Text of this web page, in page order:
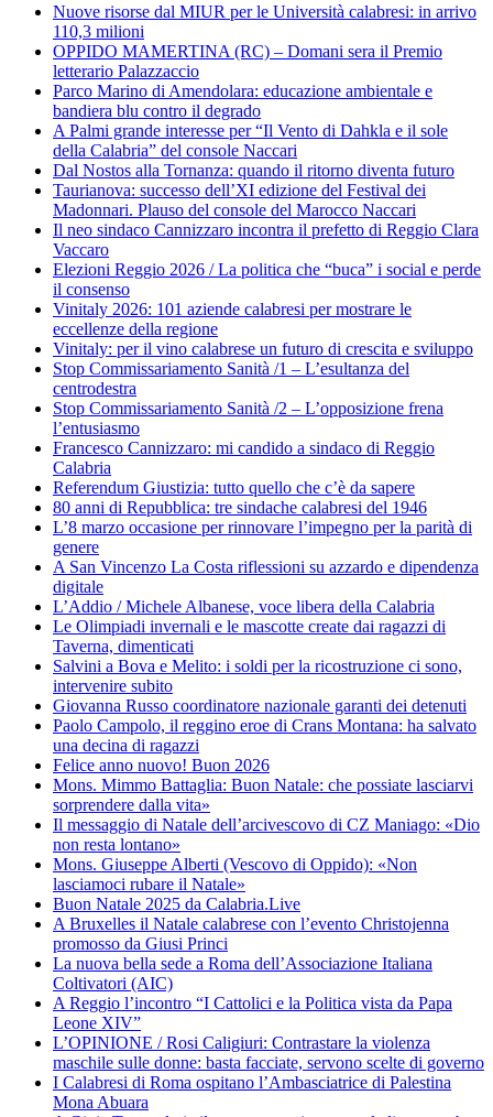
Nuove risorse dal MIUR per le Università calabresi: in arrivo
110,3 milioni
OPPIDO MAMERTINA (RC) – Domani sera il Premio
letterario Palazzaccio
Parco Marino di Amendolara: educazione ambientale e
bandiera blu contro il degrado
A Palmi grande interesse per “Il Vento di Dahkla e il sole
della Calabria” del console Naccari
Dal Nostos alla Tornanza: quando il ritorno diventa futuro
Taurianova: successo dell’XI edizione del Festival dei
Madonnari. Plauso del console del Marocco Naccari
Il neo sindaco Cannizzaro incontra il prefetto di Reggio Clara
Vaccaro
Elezioni Reggio 2026 / La politica che “buca” i social e perde
il consenso
Vinitaly 2026: 101 aziende calabresi per mostrare le
eccellenze della regione
Vinitaly: per il vino calabrese un futuro di crescita e sviluppo
Stop Commissariamento Sanità /1 – L’esultanza del
centrodestra
Stop Commissariamento Sanità /2 – L’opposizione frena
l’entusiasmo
Francesco Cannizzaro: mi candido a sindaco di Reggio
Calabria
Referendum Giustizia: tutto quello che c’è da sapere
80 anni di Repubblica: tre sindache calabresi del 1946
L’8 marzo occasione per rinnovare l’impegno per la parità di
genere
A San Vincenzo La Costa riflessioni su azzardo e dipendenza
digitale
L’Addio / Michele Albanese, voce libera della Calabria
Le Olimpiadi invernali e le mascotte create dai ragazzi di
Taverna, dimenticati
Salvini a Bova e Melito: i soldi per la ricostruzione ci sono,
intervenire subito
Giovanna Russo coordinatore nazionale garanti dei detenuti
Paolo Campolo, il reggino eroe di Crans Montana: ha salvato
una decina di ragazzi
Felice anno nuovo! Buon 2026
Mons. Mimmo Battaglia: Buon Natale: che possiate lasciarvi
sorprendere dalla vita»
Il messaggio di Natale dell’arcivescovo di CZ Maniago: «Dio
non resta lontano»
Mons. Giuseppe Alberti (Vescovo di Oppido): «Non
lasciamoci rubare il Natale»
Buon Natale 2025 da Calabria.Live
A Bruxelles il Natale calabrese con l’evento Christojenna
promosso da Giusi Princi
La nuova bella sede a Roma dell’Associazione Italiana
Coltivatori (AIC)
A Reggio l’incontro “I Cattolici e la Politica vista da Papa
Leone XIV”
L’OPINIONE / Rosi Caligiuri: Contrastare la violenza
maschile sulle donne: basta facciate, servono scelte di governo
I Calabresi di Roma ospitano l’Ambasciatrice di Palestina
Mona Abuara